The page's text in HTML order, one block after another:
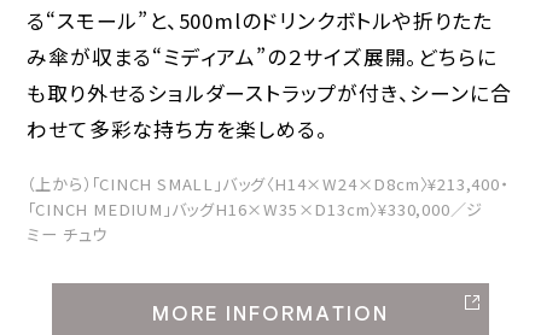
る“スモール”と、500mlのドリンクボトルや折りたた
み傘が収まる“ミディアム”の２サイズ展開。どちらに
も取り外せるショルダーストラップが付き、シーンに合
わせて多彩な持ち方を楽しめる。
（上から）「CINCH SMALL」バッグ〈H14×W24×D8cm〉¥213,400・
「CINCH MEDIUM」バッグH16×W35×D13cm〉¥330,000／ジ
ミー チュウ
MORE INFORMATION